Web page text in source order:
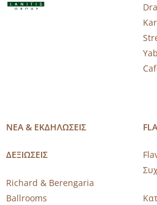
ΝΕΑ & ΕΚΔΗΛΩΣΕΙΣ
ΔΕΞΙΩΣΕΙΣ
Richard & Berengaria
Ballrooms